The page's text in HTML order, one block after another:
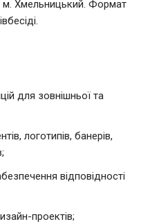
м. Хмельницький. Формат
для зовнішньої та
логотипів, банерів,
відповідності
проектів;